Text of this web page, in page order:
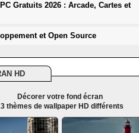
Gratuits 2026 : Arcade, Cartes et
et Open Source
HD
Décorer votre fond écran
thèmes de wallpaper HD différents